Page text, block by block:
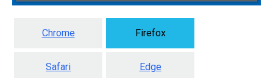
Chrome Firefox
Safari Edge